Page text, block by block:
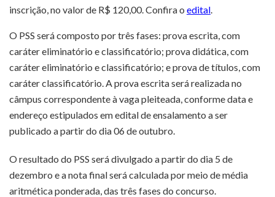
inscrição, no valor de R$ 120,00. Confira o edital
O PSS será composto por três fases: prova escrita, com
caráter eliminatório e classificatório; prova didática, com
caráter eliminatório e classificatório; e prova de títulos, com
caráter classificatório. A prova escrita será realizada no
câmpus correspondente à vaga pleiteada, conforme data e
endereço estipulados em edital de ensalamento a ser
publicado a partir do dia 06 de outubro.
O resultado do PSS será divulgado a partir do dia 5 de
dezembro e a nota final será calculada por meio de média
aritmética ponderada, das três fases do concurso.